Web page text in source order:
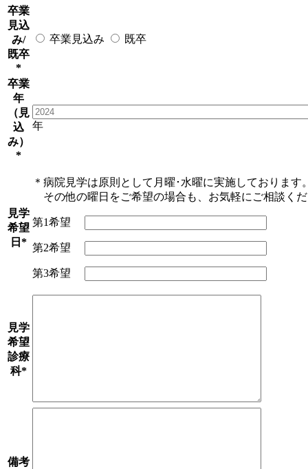
卒業
見込
み/
既卒
*
卒業見込み 既卒
卒業
年
（見
込
み）
*
年
見学
希望
日 *
＊病院見学は原則として月曜･水曜に実施しております
その他の曜日をご希望の場合も、お気軽にご相談く
第1希望
第2希望
第3希望
見学
希望
診療
科*
備考